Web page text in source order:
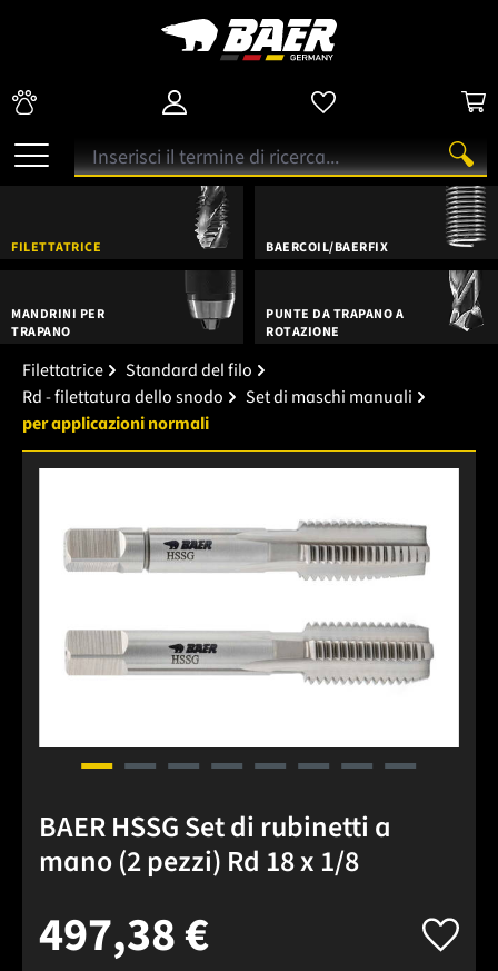
FILETTATRICE BAERCOIL/BAERFIX
MANDRINI PER
TRAPANO
PUNTE DA TRAPANO A
ROTAZIONE
Filettatrice
Standard del filo
Rd - filettatura dello snodo
Set di maschi manuali
per applicazioni normali
BAER HSSG Set di rubinetti a
mano (2 pezzi) Rd 18 x 1/8
497,38 €